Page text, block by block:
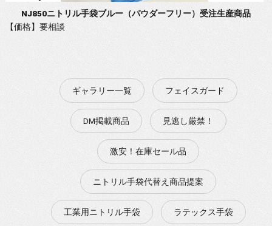
NJ850ニトリル手袋ブルー（パウダーフリー）受注生産商品
【価格】要相談
ギャラリー一覧 フェイスガード
DM掲載商品 見逃し厳禁！
激安！在庫セール品
ニトリル手袋代替え商品提案
工業用ニトリル手袋 ラテックス手袋